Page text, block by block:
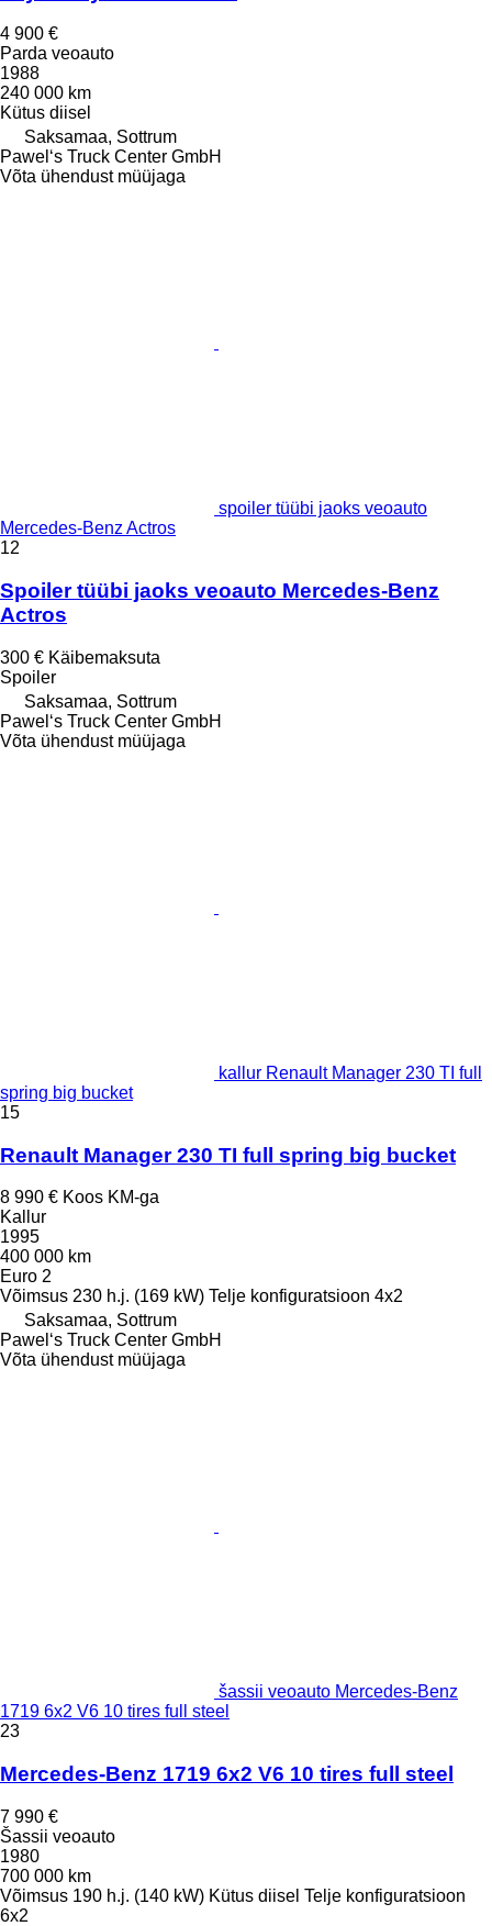
4 900 €
Parda veoauto
1988
240 000 km
Kütus diisel
Saksamaa, Sottrum
Pawel‘s Truck Center GmbH
Võta ühendust müüjaga
spoiler tüübi jaoks veoauto
Mercedes-Benz Actros
12
Spoiler tüübi jaoks veoauto Mercedes-Benz
Actros
300 € Käibemaksuta
Spoiler
Saksamaa, Sottrum
Pawel‘s Truck Center GmbH
Võta ühendust müüjaga
kallur Renault Manager 230 TI full
spring big bucket
15
Renault Manager 230 TI full spring big bucket
8 990 € Koos KM-ga
Kallur
1995
400 000 km
Euro 2
Võimsus 230 h.j. (169 kW) Telje konfiguratsioon 4x2
Saksamaa, Sottrum
Pawel‘s Truck Center GmbH
Võta ühendust müüjaga
šassii veoauto Mercedes-Benz
1719 6x2 V6 10 tires full steel
23
Mercedes-Benz 1719 6x2 V6 10 tires full steel
7 990 €
Šassii veoauto
1980
700 000 km
Võimsus 190 h.j. (140 kW) Kütus diisel Telje konfiguratsioon
6x2